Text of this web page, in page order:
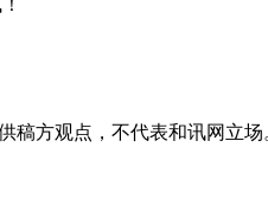
稿方观点，不代表和讯网立